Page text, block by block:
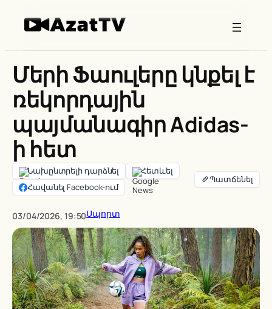
Մերի Ֆաուլերը կնքել է
ռեկորդային
պայմանագիր Adidas-
ի հետ
Նախընտրելի դարձնել
Հետևել
Հավանել Facebook-ում
03/04/2026, 19:50Սպորտ